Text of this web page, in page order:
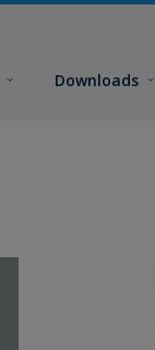
Downloads